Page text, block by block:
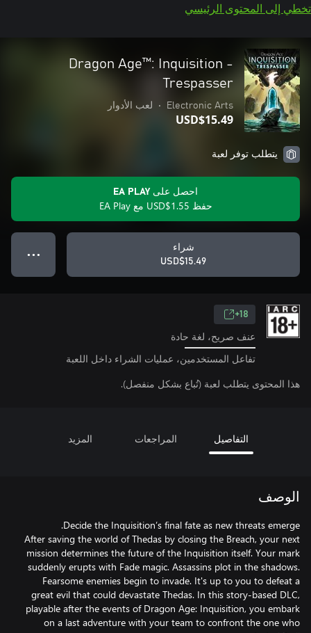
تخطي إلى المحتوى الرئيسي
Dragon Age™: Inquisition -
Trespasser
Electronic Arts
• لعب الأدوار
USD$15.49
يتطلب توفر لعبة
احصل على EA PLAY
حفظ USD$1.55 مع EA Play
شراء
USD$15.49
● ● ●
18+
عنف صريح، لغة حادة
تفاعل المستخدمين، عمليات الشراء داخل اللعبة
هذا المحتوى يتطلب لعبة (تُباع بشكل منفصل).
التفاصيل المراجعات المزيد
الوصف
After saving the world of Thedas by closing the Breach, your next
mission determines the future of the Inquisition itself. Your mark
suddenly erupts with Fade magic. Assassins plot in the shadows.
Fearsome enemies begin to invade. It's up to you to defeat a
great evil that could devastate Thedas. In this story-based DLC,
playable after the events of Dragon Age: Inquisition, you embark
on a last adventure with your team to confront the one who